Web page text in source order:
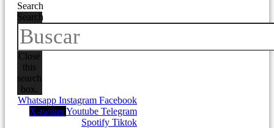
Search
Search
Close
this
search
box.
Whatsapp Instagram Facebook
X-twitterYoutube Telegram
Spotify Tiktok